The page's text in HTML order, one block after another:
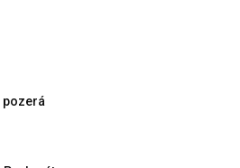
pozerá